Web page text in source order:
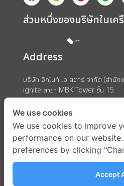
ส่วนหนึ่งของบริษัทในเค
Address
บริษัท อิกไนท์ เอ สตาร์ จำกัด (สำนัก
ignite สาขา MBK Tower ชั้น 15
ถนนพญาไท แขวงวังใหม่ เขตปทุมวั
We use cookies
We use cookies to improve
performance on our
preferences by clicking
Accept